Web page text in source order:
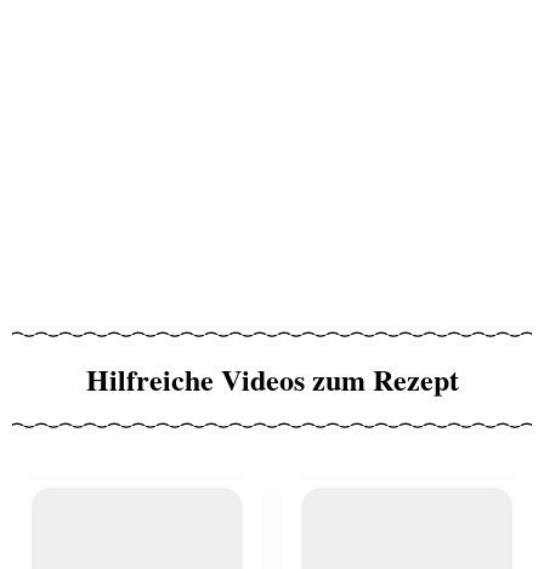
Hilfreiche Videos zum Rezept